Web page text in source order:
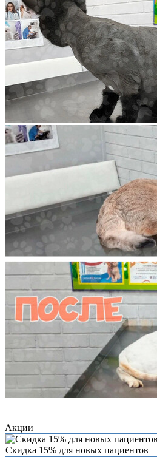
Акции
Скидка 15% для новых пациентов